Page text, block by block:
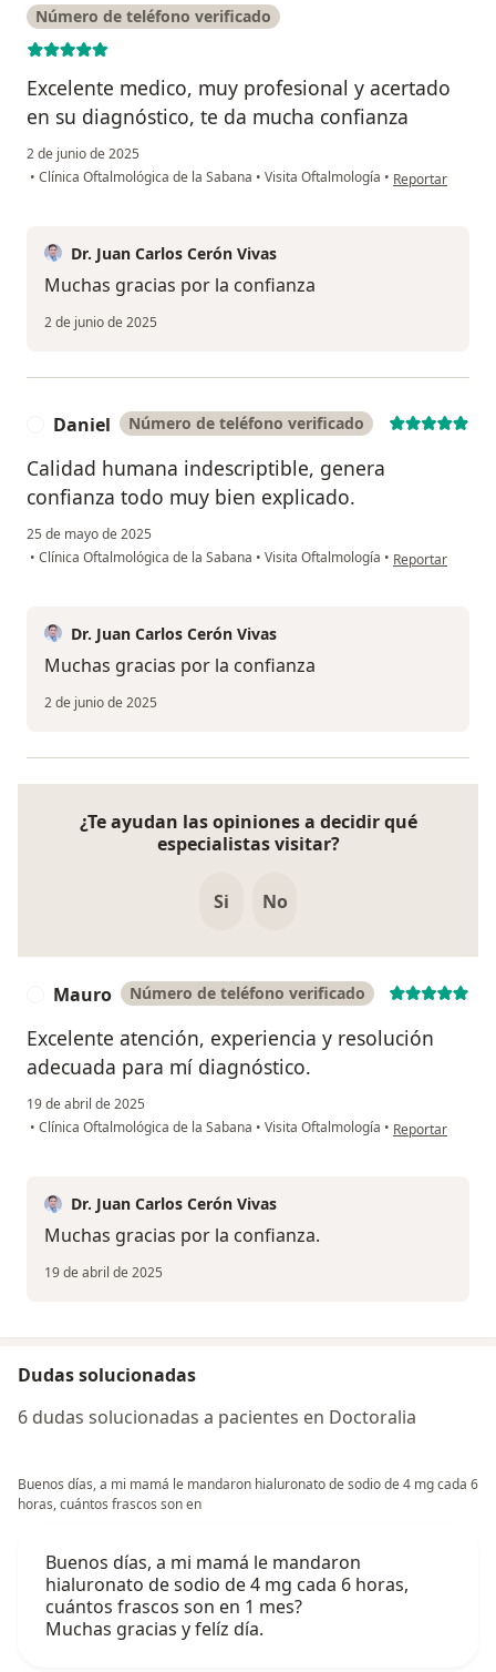
Número de teléfono verificado
Excelente medico, muy profesional y acertado
en su diagnóstico, te da mucha confianza
2 de junio de 2025
• Clínica Oftalmológica de la Sabana • Visita Oftalmología • en opinión del
Reportar
Dr. Juan Carlos Cerón Vivas
Muchas gracias por la confianza
2 de junio de 2025
Daniel Número de teléfono verificado
Calidad humana indescriptible, genera
confianza todo muy bien explicado.
25 de mayo de 2025
• Clínica Oftalmológica de la Sabana • Visita Oftalmología • en opinión del
Reportar
Dr. Juan Carlos Cerón Vivas
Muchas gracias por la confianza
2 de junio de 2025
¿Te ayudan las opiniones a decidir qué
especialistas visitar?
Si No
Mauro Número de teléfono verificado
Excelente atención, experiencia y resolución
adecuada para mí diagnóstico.
19 de abril de 2025
• Clínica Oftalmológica de la Sabana • Visita Oftalmología • en opinión del
Reportar
Dr. Juan Carlos Cerón Vivas
Muchas gracias por la confianza.
19 de abril de 2025
Dudas solucionadas
6 dudas solucionadas a pacientes en Doctoralia
Buenos días, a mi mamá le mandaron hialuronato de sodio de 4 mg cada 6
horas, cuántos frascos son en
Buenos días, a mi mamá le mandaron
hialuronato de sodio de 4 mg cada 6 horas,
cuántos frascos son en 1 mes?
Muchas gracias y felíz día.